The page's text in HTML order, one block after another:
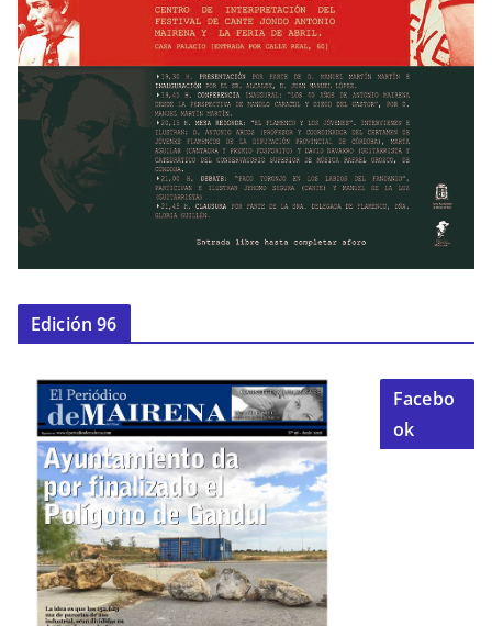
Edición 96
Facebo
ok